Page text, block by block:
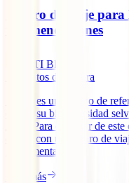
Seguro de viaje
recomendaciones
IATI Blog
minutos de lectura
Belice es un destino de
cayos, su biodiversidad
Azul. Para disfrutar de
contar con un seguro de
fundamental.
Leer más